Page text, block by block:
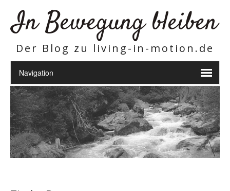
In Bewegung bleiben
Der Blog zu living-in-motion.de